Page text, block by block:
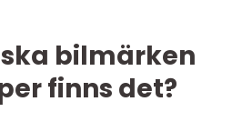
bilmärken
finns det?